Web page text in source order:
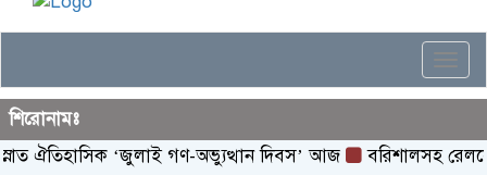
শিরোনামঃ
‌‘জুলাই গণ-অভ্যুত্থান দিবস’ আজ
বরিশালসহ রেলসেবা